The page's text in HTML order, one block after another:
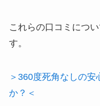
これらの口コミにつ
す。
＞360度死角なしの
か？＜